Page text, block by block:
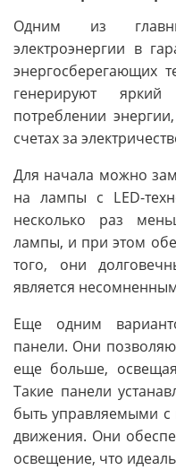
Одним из
электроэнергии в
энергосберегающих
генерируют
потреблении
счетах за
Для начала можно
на лампы с LED-
несколько раз
лампы, и при этом
того, они
является
Еще одним
панели. Они
еще больше,
Такие панели
быть управляемыми
движения. Они
освещение, что